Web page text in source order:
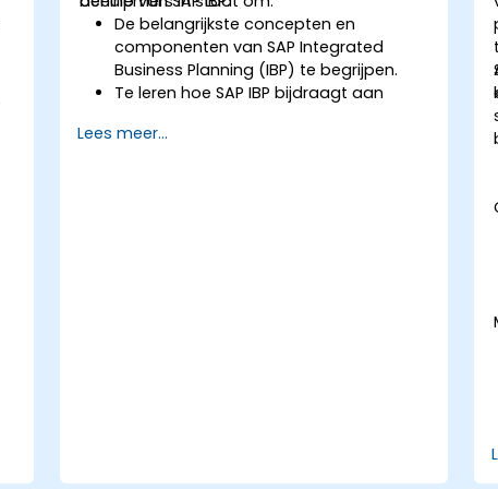
De belangrijkste concepten en
componenten van SAP Integrated
Business Planning (IBP) te begrijpen.
Te leren hoe SAP IBP bijdraagt aan
binnen de supply chain.
Lees meer...